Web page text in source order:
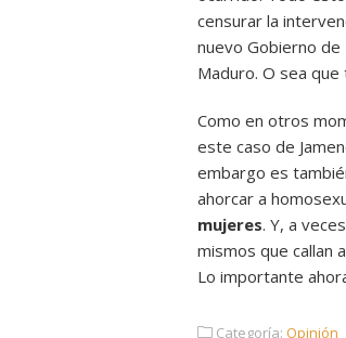
censurar la
nuevo Gobierno de
Maduro. O sea
Como en otros
este caso de
embargo es
ahorcar a
mujeres. Y, a
mismos que callan
Lo importante
Categoría: Opinión